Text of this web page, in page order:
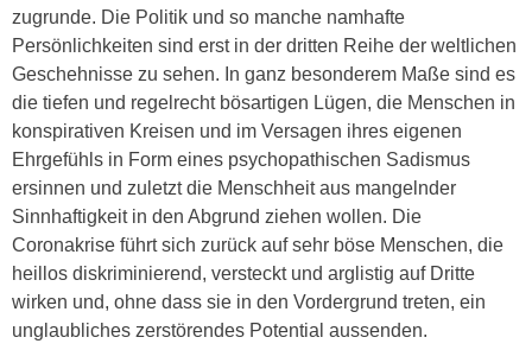
zugrunde. Die Politik und so manche namhafte
Persönlichkeiten sind erst in der dritten Reihe der weltlichen
Geschehnisse zu sehen. In ganz besonderem Maße sind es
die tiefen und regelrecht bösartigen Lügen, die Menschen in
konspirativen Kreisen und im Versagen ihres eigenen
Ehrgefühls in Form eines psychopathischen Sadismus
ersinnen und zuletzt die Menschheit aus mangelnder
Sinnhaftigkeit in den Abgrund ziehen wollen. Die
Coronakrise führt sich zurück auf sehr böse Menschen, die
heillos diskriminierend, versteckt und arglistig auf Dritte
wirken und, ohne dass sie in den Vordergrund treten, ein
unglaubliches zerstörendes Potential aussenden.